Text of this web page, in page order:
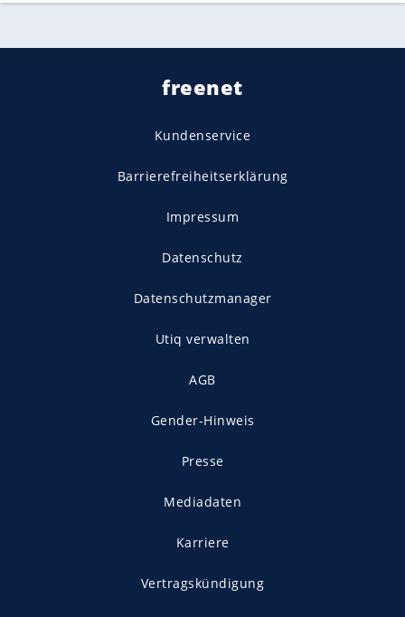
freenet
Kundenservice
Barrierefreiheitserklärung
Impressum
Datenschutz
Datenschutzmanager
Utiq verwalten
AGB
Gender-Hinweis
Presse
Mediadaten
Karriere
Vertragskündigung